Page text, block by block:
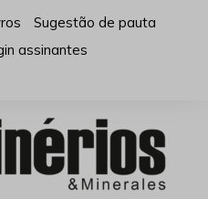
Sugestão de pauta
assinantes